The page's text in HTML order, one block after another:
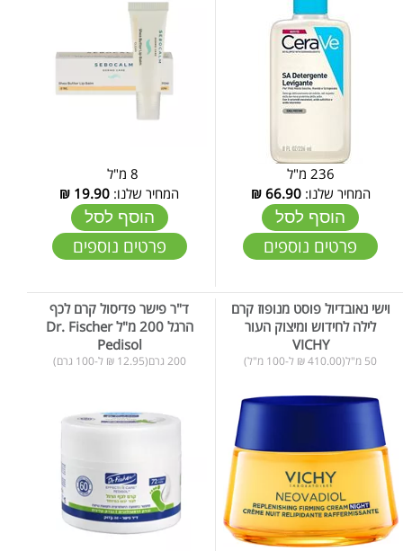
236 מ"ל
המחיר שלנו:66.90
₪
הוסף לסל
פרטים נוספים
8 מ"ל
המחיר שלנו: 19.90
₪
הוסף לסל
פרטים נוספים
וישי נאובדיול פוסט מנופוז קרם
לילה לחידוש ומיצוק העור
VICHY
50 מ"ל(410.00 ₪ ל-100 מ"ל)
ד"ר פישר פדיסול קרם לכף
הרגל 200 מ"ל Dr. Fischer
Pedisol
200 גרם(12.95 ₪ ל-100 גרם)